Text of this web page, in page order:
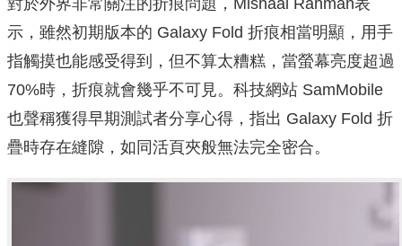
對於外界非常關注的折痕問題，Mishaal Rahman表
示，雖然初期版本的 Galaxy Fold 折痕相當明顯，用手
指觸摸也能感受得到，但不算太糟糕，當螢幕亮度超過
70%時，折痕就會幾乎不可見。科技網站 SamMobile
也聲稱獲得早期測試者分享心得，指出 Galaxy Fold 折
疊時存在縫隙，如同活頁夾般無法完全密合。